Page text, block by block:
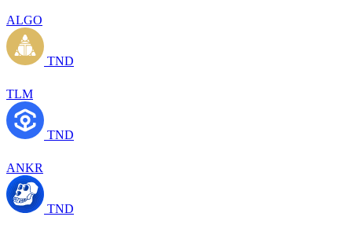
ALGO
TND
TLM
TND
ANKR
TND